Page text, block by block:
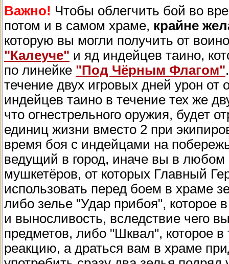
Важно! Чтобы облегчить бой во
потом и в самом храме, крайне
которую вы могли получить от
"Калеуче" и яд индейцев таино,
по линейке "Под Чёрным Флагом"
течение двух игровых дней урон от
индейцев таино в течение тех же
что огнестрельного оружия, будет
единиц жизни вместо 2 при
время боя с индейцами на
ведущий в город, иначе вы в
мушкетёров, от которых Главный
использовать перед боем в храме
либо зелье "Удар прибоя", которое
и выносливость, вследствие чего
предметов, либо "Шквал", которое
реакцию, а драться вам в храме